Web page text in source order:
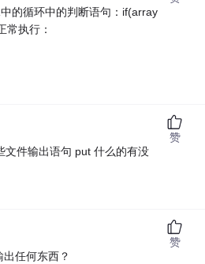
的循环中的判断语句：if(array
常执行：
文件输出语句 put 什么的有没
赞
任何东西？
赞